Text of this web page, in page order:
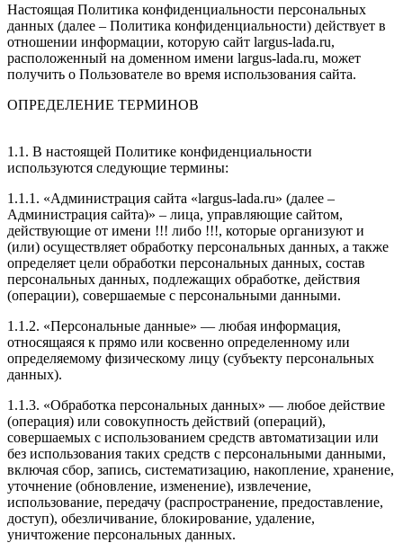
Настоящая Политика конфиденциальности персональных
данных (далее – Политика конфиденциальности) действует в
отношении информации, которую сайт largus-lada.ru,
расположенный на доменном имени largus-lada.ru, может
получить о Пользователе во время использования сайта.
ОПРЕДЕЛЕНИЕ ТЕРМИНОВ
1.1. В настоящей Политике конфиденциальности
используются следующие термины:
1.1.1. «Администрация сайта «largus-lada.ru» (далее –
Администрация сайта)» – лица, управляющие сайтом,
действующие от имени !!! либо !!!, которые организуют и
(или) осуществляет обработку персональных данных, а также
определяет цели обработки персональных данных, состав
персональных данных, подлежащих обработке, действия
(операции), совершаемые с персональными данными.
1.1.2. «Персональные данные» — любая информация,
относящаяся к прямо или косвенно определенному или
определяемому физическому лицу (субъекту персональных
данных).
1.1.3. «Обработка персональных данных» — любое действие
(операция) или совокупность действий (операций),
совершаемых с использованием средств автоматизации или
без использования таких средств с персональными данными,
включая сбор, запись, систематизацию, накопление, хранение,
уточнение (обновление, изменение), извлечение,
использование, передачу (распространение, предоставление,
доступ), обезличивание, блокирование, удаление,
уничтожение персональных данных.